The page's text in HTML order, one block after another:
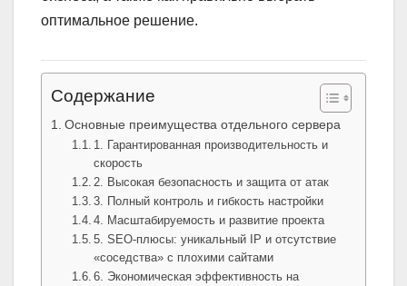
оптимальное решение.
Содержание
Основные преимущества отдельного сервера
1. Гарантированная производительность и
скорость
2. Высокая безопасность и защита от атак
3. Полный контроль и гибкость настройки
4. Масштабируемость и развитие проекта
5. SEO-плюсы: уникальный IP и отсутствие
«соседства» с плохими сайтами
6. Экономическая эффективность на